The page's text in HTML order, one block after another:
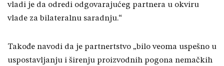
vladi je da odredi odgovarajućeg partnera u okviru
vlade za bilateralnu saradnju.“
Takođe navodi da je partnertstvo „bilo veoma uspešno u
uspostavljanju i širenju proizvodnih pogona nemačkih